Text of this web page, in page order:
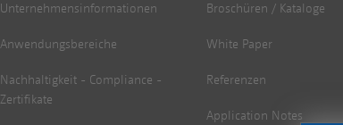
Unternehmensinformationen
Anwendungsbereiche
Nachhaltigkeit - Compliance -
Zertifikate
Broschüren / Kataloge
White Paper
Referenzen
Application Notes